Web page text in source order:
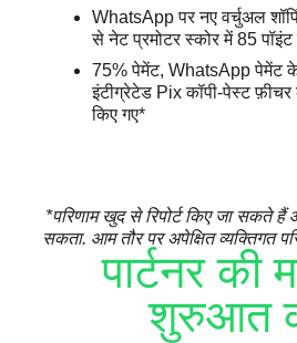
WhatsApp पर नए वर्चुअल
से नेट प्रमोटर स्कोर में 85 पॉइंट
75% पेमेंट, WhatsApp पेमेंट
इंटीग्रेटेड Pix कॉपी-पेस्ट
किए गए*
*परिणाम खुद से रिपोर्ट किए जा सकते हैं
सकता. आम तौर पर अपेक्षित व्यक्तिगत
पार्टनर की
शुरुआत